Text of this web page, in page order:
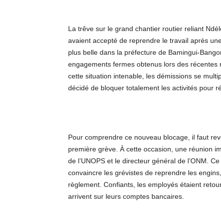
La trêve sur le grand chantier routier reliant
avaient accepté de reprendre le travail après
plus belle dans la préfecture de Bamingui-
engagements fermes obtenus lors des
cette situation intenable, les démissions se
décidé de bloquer totalement les activités pour
Pour comprendre ce nouveau blocage, il faut
première grève. À cette occasion, une réunion
de l’UNOPS et le directeur général de l’ONM.
convaincre les grévistes de reprendre les
règlement. Confiants, les employés étaient
arrivent sur leurs comptes bancaires.